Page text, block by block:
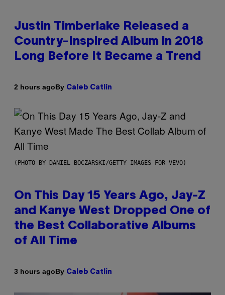
Justin Timberlake Released a
Country-Inspired Album in 2018
Long Before It Became a Trend
2 hours agoBy Caleb Catlin
(PHOTO BY DANIEL BOCZARSKI/GETTY IMAGES FOR VEVO)
On This Day 15 Years Ago, Jay-Z
and Kanye West Dropped One of
the Best Collaborative Albums
of All Time
3 hours agoBy Caleb Catlin